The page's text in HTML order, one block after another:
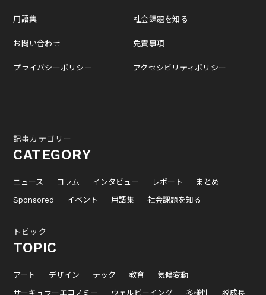
用語集
お問い合わせ
プライバシーポリシー
社会課題を知る
免責事項
アクセシビリティポリシー
記事カテゴリー
CATEGORY
ニュース コラム インタビュー レポート
まとめ
Sponsored
イベント 用語集 社会課題を知る
トピック
TOPIC
アート デザイン テック 教育
気候変動
サーキュラーエコノミー
ウェルビーイング 多様性 脱成長